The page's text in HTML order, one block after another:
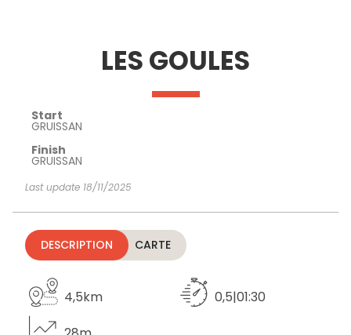
AND
DO
INSPIRATIONS
LES GOULES
Start
GRUISSAN
Finish
GRUISSAN
Last update 18/11/2025
DESCRIPTION CARTE
4,5km
0,5|01:30